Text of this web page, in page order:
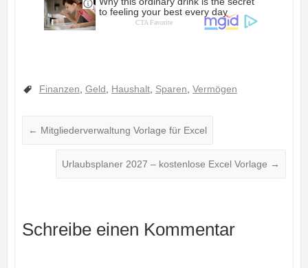
Finanzen Geld Haushalt, Sparen Vermögen
← Mitgliederverwaltung Vorlage für Excel
Urlaubsplaner 2027 – kostenlose Excel Vorlage →
Schreibe einen Kommentar